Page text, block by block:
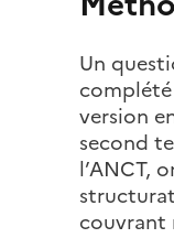
Un
version
second
l’ANCT,
couvrant